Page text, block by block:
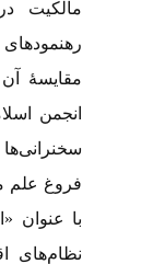
مالکیت
مقایسۀ
انجمن
فروغ علم
با عنوان
نظام‌های